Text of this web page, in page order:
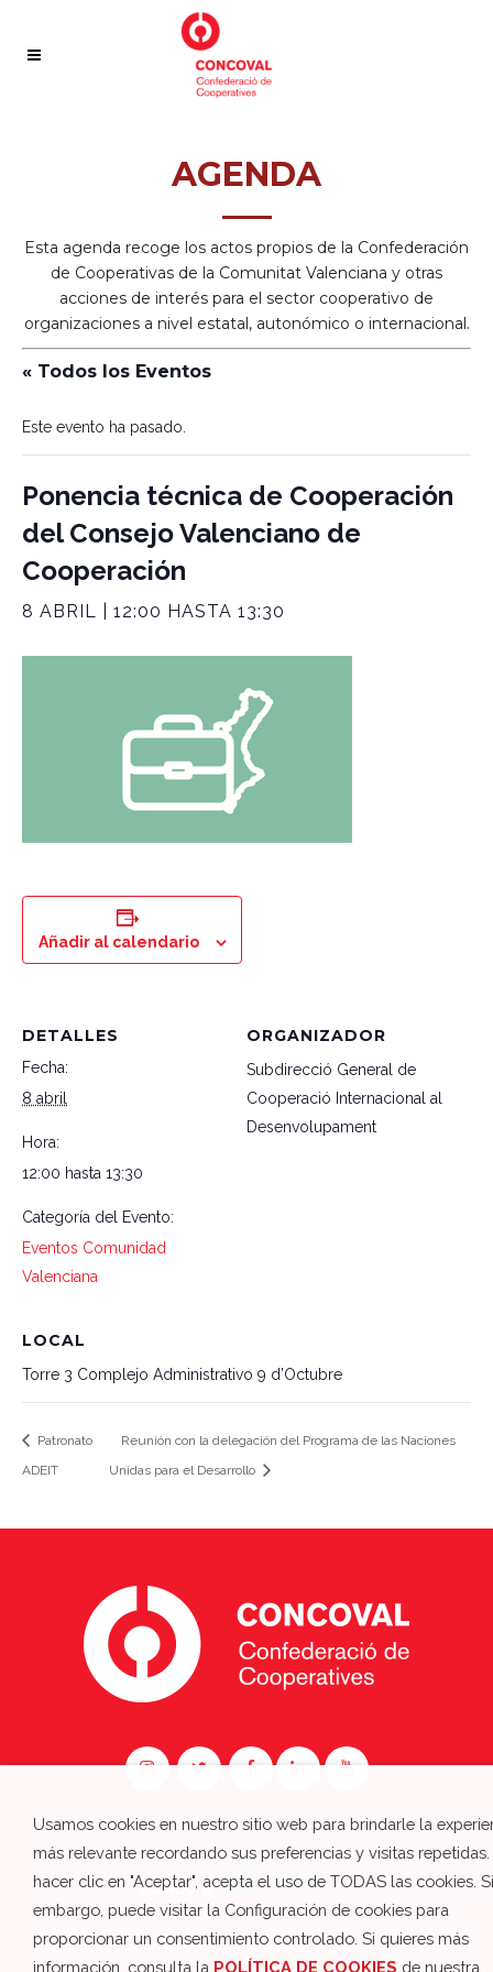
AGENDA
—–
Esta agenda recoge los actos propios de la Confederación
de Cooperativas de la Comunitat Valenciana y otras
acciones de interés para el sector cooperativo de
organizaciones a nivel estatal, autonómico o internacional.
« Todos los Eventos
Este evento ha pasado.
Ponencia técnica de Cooperación
del Consejo Valenciano de
Cooperación
8 ABRIL | 12:00 HASTA 13:30
Añadir al calendario
DETALLES
Fecha:
8 abril
Hora:
12:00 hasta 13:30
Categoría del Evento:
Eventos Comunidad
Valenciana
ORGANIZADOR
Subdirecció General de
Cooperació Internacional al
Desenvolupament
LOCAL
Torre 3 Complejo Administrativo 9 d’Octubre
Patronato
ADEIT
Reunión con la delegación del Programa de las Naciones
Unidas para el Desarrollo
Colabora:
Política de Privacidad y Aviso Legal
Usamos cookies en nuestro sitio web para brindarle la
más relevante recordando sus preferencias y visitas
hacer clic en "Aceptar", acepta el uso de TODAS las cookies.
embargo, puede visitar la Configuración de cookies para
proporcionar un consentimiento controlado. Si quieres más
información, consulta la POLÍTICA DE COOKIES de nuestra